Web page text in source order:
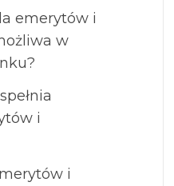
emerytów i
w
i
i